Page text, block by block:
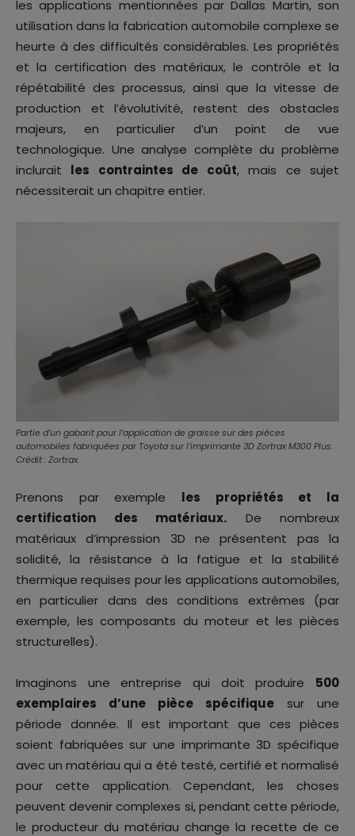
les applications mentionnées par Dallas Martin, son
utilisation dans la fabrication automobile complexe se
heurte à des difficultés considérables. Les propriétés
et la certification des matériaux, le contrôle et la
répétabilité des processus, ainsi que la vitesse de
production et l’évolutivité, restent des obstacles
majeurs, en particulier d’un point de vue
technologique. Une analyse complète du problème
inclurait les contraintes de coût, mais ce sujet
nécessiterait un chapitre entier.
Partie d’un gabarit pour l’application de graisse sur des pièces
automobiles fabriquées par Toyota sur l’imprimante 3D Zortrax M300 Plus.
Crédit : Zortrax.
Prenons par exemple les propriétés et la
certification des matériaux. De nombreux
matériaux d’impression 3D ne présentent pas la
solidité, la résistance à la fatigue et la stabilité
thermique requises pour les applications automobiles,
en particulier dans des conditions extrêmes (par
exemple, les composants du moteur et les pièces
structurelles).
Imaginons une entreprise qui doit produire 500
exemplaires d’une pièce spécifique sur une
période donnée. Il est important que ces pièces
soient fabriquées sur une imprimante 3D spécifique
avec un matériau qui a été testé, certifié et normalisé
pour cette application. Cependant, les choses
peuvent devenir complexes si, pendant cette période,
le producteur du matériau change la recette de ce